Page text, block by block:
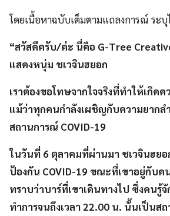
โดยเนื้อหาฉบับเต็มตามแถลงการณ์ ระ
“สวัสดีครับ/ค่ะ นี่คือ G-Tree
แสดงหนุ่ม ชเวจินฮยอก
เราต้องขอโทษจากใจจริงที่ทำให้เกิด
แม้ว่าทุกคนกำลังเผชิญกับความยากล
สถานการณ์ COVID-19
ในวันที่ 6 ตุลาคมที่ผ่านมา ชเวจินฮยอ
ป้องกัน COVID-19 ขณะที่เขาอยู่กับค
ทราบว่าบาร์ที่เขาเดินทางไป ซึ่งคนรู้
ทำการจนถึงเวลา 22.00 น. นั้นเป็นส